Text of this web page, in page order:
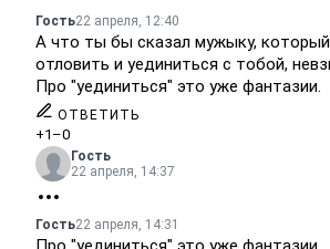
Гость22 апреля, 12:40
А что ты бы сказал мужыку,
отловить и уединиться с тобой,
Про "уединиться" это уже фантазии.
ОТВЕТИТЬ
+1 –0
Гость
22 апреля, 14:37
Гость22 апреля, 14:31